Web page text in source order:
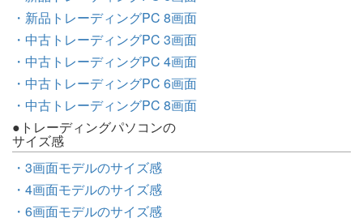
・新品トレーディングPC 8画面
・中古トレーディングPC 3画面
・中古トレーディングPC 4画面
・中古トレーディングPC 6画面
・中古トレーディングPC 8画面
●トレーディングパソコンの
サイズ感
・3画面モデルのサイズ感
・4画面モデルのサイズ感
・6画面モデルのサイズ感